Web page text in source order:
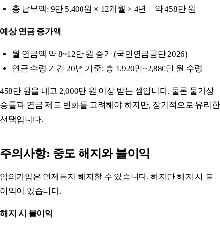
총 납부액: 9만 5,400원 × 12개월 × 4년 = 약 458만 원
예상 연금 증가액
월 연금액 약 8~12만 원 증가 (국민연금공단 2026)
연금 수령 기간 20년 기준: 총 1,920만~2,880만 원 수령
458만 원을 내고 2,000만 원 이상 받는 셈입니다. 물론 물가상
승률과 연금 제도 변화를 고려해야 하지만, 장기적으로 유리한
선택입니다.
주의사항: 중도 해지와 불이익
임의가입은 언제든지 해지할 수 있습니다. 하지만 해지 시 불
이익이 있습니다.
해지 시 불이익